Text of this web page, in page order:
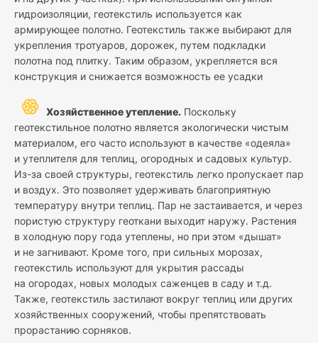
гидроизоляции, геотекстиль используется как
армирующее полотно. Геотекстиль также выбирают для
укрепления тротуаров, дорожек, путем подкладки
полотна под плитку. Таким образом, укрепляется вся
конструкция и снижается возможность ее усадки
Хозяйственное утепление. Поскольку
геотекстильное полотно является экологически чистым
материалом, его часто используют в качестве «одеяла»
и утеплителя для теплиц, огородных и садовых культур.
Из-за своей структуры, геотекстиль легко пропускает пар
и воздух. Это позволяет удерживать благоприятную
температуру внутри теплиц. Пар не застаивается, и через
пористую структуру геоткани выходит наружу. Растения
в холодную пору года утеплены, но при этом «дышат»
и не загнивают. Кроме того, при сильных морозах,
геотекстиль используют для укрытия рассады
на огородах, новых молодых саженцев в саду и т.д.
Также, геотекстиль застилают вокруг теплиц или других
хозяйственных сооружений, чтобы препятствовать
прорастанию сорняков.